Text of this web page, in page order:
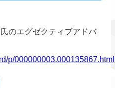
のエグゼクティブアドバ
p/000000003.000135867.html